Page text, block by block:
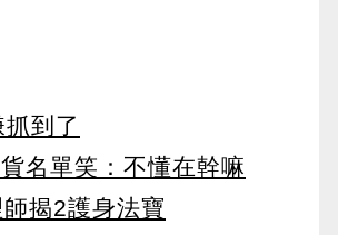
到了
名單笑：不懂在幹嘛
揭2護身法寶